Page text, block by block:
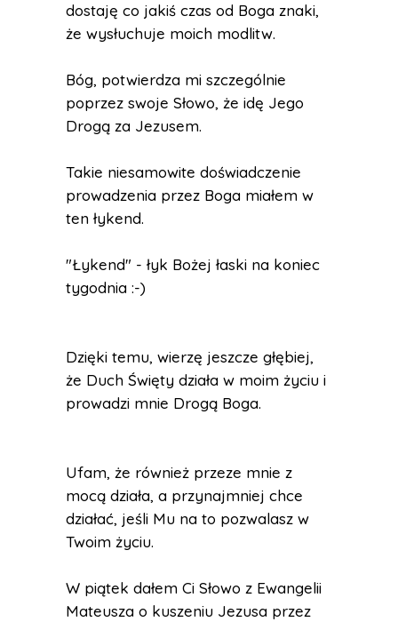
dostaję co jakiś czas od Boga znaki,
że wysłuchuje moich modlitw.
Bóg, potwierdza mi szczególnie
poprzez swoje Słowo, że idę Jego
Drogą za Jezusem.
Takie niesamowite doświadczenie
prowadzenia przez Boga miałem w
ten łykend.
"Łykend" - łyk Bożej łaski na koniec
tygodnia :-)
Dzięki temu, wierzę jeszcze głębiej,
że Duch Święty działa w moim życiu i
prowadzi mnie Drogą Boga.
Ufam, że również przeze mnie z
mocą działa, a przynajmniej chce
działać, jeśli Mu na to pozwalasz w
Twoim życiu.
W piątek dałem Ci Słowo z Ewangelii
Mateusza o kuszeniu Jezusa przez